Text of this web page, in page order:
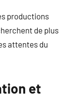
productions
de plus
attentes du
et